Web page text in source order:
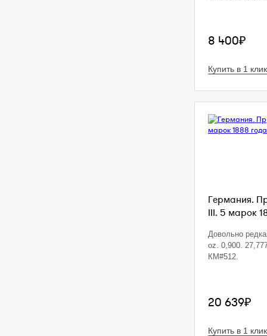
8 400₽
Купить в 1 клик
Германия.
III. 5 марок
Довольно
oz. 0,900.
КМ#512.
20 639₽
Купить в 1 клик